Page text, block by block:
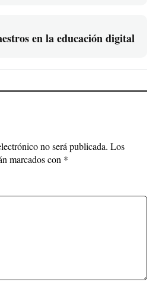
en la educación digital
no será publicada. Los
marcados con *